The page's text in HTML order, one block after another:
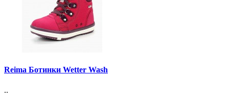
Reima Ботинки Wetter Wash
..